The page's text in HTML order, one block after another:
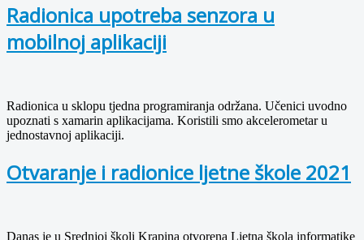
Radionica upotreba senzora u
mobilnoj aplikaciji
Radionica u sklopu tjedna programiranja održana. Učenici uvodno
upoznati s xamarin aplikacijama. Koristili smo akcelerometar u
jednostavnoj aplikaciji.
Otvaranje i radionice ljetne škole 2021
Danas je u Srednjoj školi Krapina otvorena Ljetna škola informatike